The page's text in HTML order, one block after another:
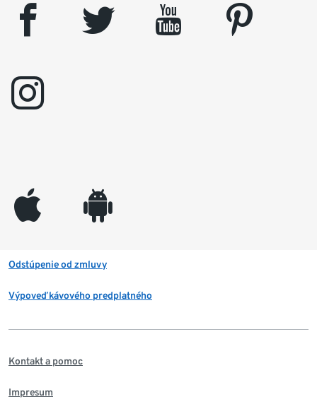
facebook twitter youtube
pinterest
instagram
appleinc android
Odstúpenie od zmluvy
Výpoveď kávového predplatného
Kontakt a pomoc
Impresum